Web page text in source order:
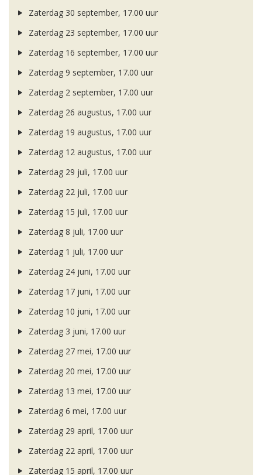
Zaterdag 30 september, 17.00 uur
Zaterdag 23 september, 17.00 uur
Zaterdag 16 september, 17.00 uur
Zaterdag 9 september, 17.00 uur
Zaterdag 2 september, 17.00 uur
Zaterdag 26 augustus, 17.00 uur
Zaterdag 19 augustus, 17.00 uur
Zaterdag 12 augustus, 17.00 uur
Zaterdag 29 juli, 17.00 uur
Zaterdag 22 juli, 17.00 uur
Zaterdag 15 juli, 17.00 uur
Zaterdag 8 juli, 17.00 uur
Zaterdag 1 juli, 17.00 uur
Zaterdag 24 juni, 17.00 uur
Zaterdag 17 juni, 17.00 uur
Zaterdag 10 juni, 17.00 uur
Zaterdag 3 juni, 17.00 uur
Zaterdag 27 mei, 17.00 uur
Zaterdag 20 mei, 17.00 uur
Zaterdag 13 mei, 17.00 uur
Zaterdag 6 mei, 17.00 uur
Zaterdag 29 april, 17.00 uur
Zaterdag 22 april, 17.00 uur
Zaterdag 15 april, 17.00 uur